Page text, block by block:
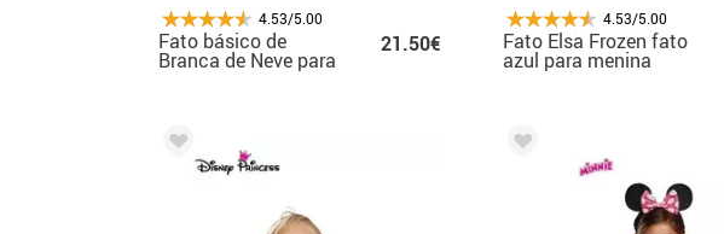
4.53/5.00
Fato básico de
Branca de Neve para
21.50€
4.53/5.00
Fato Elsa Frozen fato
azul para menina